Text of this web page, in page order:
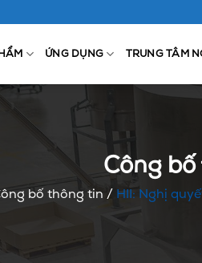
ỨNG DỤNG TRUNG TÂM
Công
bố thông tin / HII: Nghị